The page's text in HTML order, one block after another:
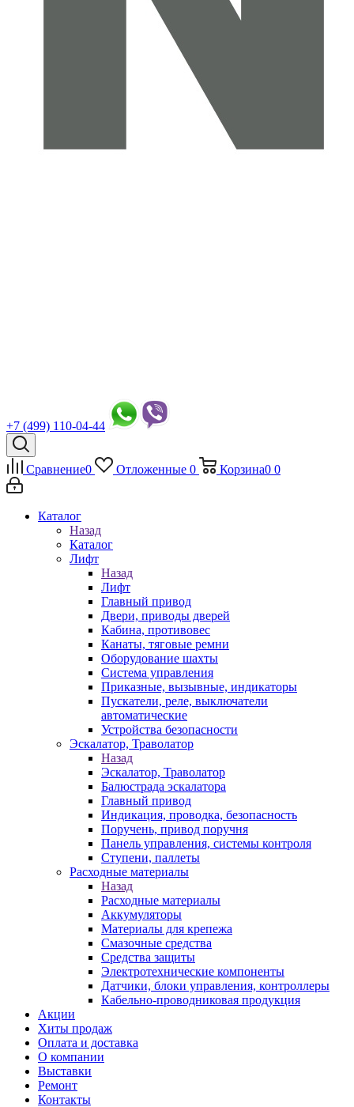
+7 (499) 110-04-44
Сравнение0 Отложенные 0 Корзина0 0
Каталог
Назад
Каталог
Лифт
Назад
Лифт
Главный привод
Двери, приводы дверей
Кабина, противовес
Канаты, тяговые ремни
Оборудование шахты
Система управления
Приказные, вызывные, индикаторы
Пускатели, реле, выключатели
автоматические
Устройства безопасности
Эскалатор, Траволатор
Назад
Эскалатор, Траволатор
Балюстрада эскалатора
Главный привод
Индикация, проводка, безопасность
Поручень, привод поручня
Панель управления, системы контроля
Ступени, паллеты
Расходные материалы
Назад
Расходные материалы
Аккумуляторы
Материалы для крепежа
Смазочные средства
Средства защиты
Электротехнические компоненты
Датчики, блоки управления, контроллеры
Кабельно-проводниковая продукция
Акции
Хиты продаж
Оплата и доставка
О компании
Выставки
Ремонт
Контакты